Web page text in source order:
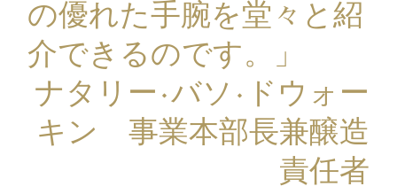
の優れた手腕を堂々と紹
介できるのです。」
ナタリー·バソ·ドウォー
キン 事業本部長兼醸造
責任者